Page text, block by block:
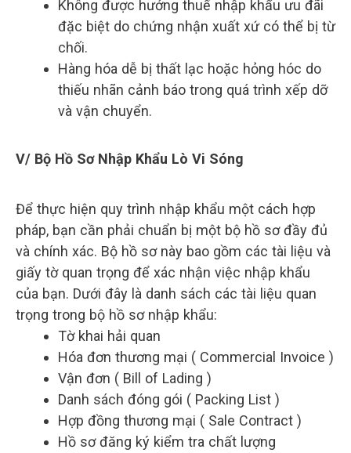
Không được hưởng thuế nhập khẩu ưu đãi
đặc biệt do chứng nhận xuất xứ có thể bị từ
chối.
Hàng hóa dễ bị thất lạc hoặc hỏng hóc do
thiếu nhãn cảnh báo trong quá trình xếp dỡ
và vận chuyển.
V/ Bộ Hồ Sơ Nhập Khẩu Lò Vi Sóng
Để thực hiện quy trình nhập khẩu một cách hợp
pháp, bạn cần phải chuẩn bị một bộ hồ sơ đầy đủ
và chính xác. Bộ hồ sơ này bao gồm các tài liệu và
giấy tờ quan trọng để xác nhận việc nhập khẩu
của bạn. Dưới đây là danh sách các tài liệu quan
trọng trong bộ hồ sơ nhập khẩu:
Tờ khai hải quan
Hóa đơn thương mại ( Commercial Invoice )
Vận đơn ( Bill of Lading )
Danh sách đóng gói ( Packing List )
Hợp đồng thương mại ( Sale Contract )
Hồ sơ đăng ký kiểm tra chất lượng